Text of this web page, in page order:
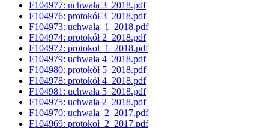
F104977: uchwała 3_2018.pdf
F104976: protokół 3_2018.pdf
F104973: uchwala_1_2018.pdf
F104974: protokół 2_2018.pdf
F104972: protokol_1_2018.pdf
F104979: uchwała 4_2018.pdf
F104980: protokół 5_2018.pdf
F104978: protokół 4_2018.pdf
F104981: uchwała 5_2018.pdf
F104975: uchwała 2_2018.pdf
F104970: uchwala_2_2017.pdf
F104969: protokol_2_2017.pdf